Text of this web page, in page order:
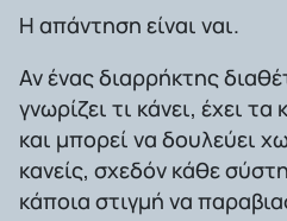
Η απάντηση είναι ναι.
Αν ένας διαρρήκτης
γνωρίζει τι κάνει, έχει
και μπορεί να δουλεύει
κανείς, σχεδόν κάθε
κάποια στιγμή να